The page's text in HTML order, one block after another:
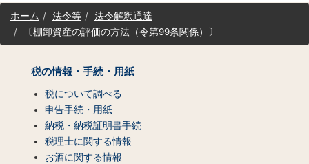
サ
イホーム 法令等
法令解釈通達
〔棚卸資産の評価の方法（令第99条関係）〕
税の情報・手続・用紙
税について調べる
申告手続・用紙
納税・納税証明書手続
税理士に関する情報
お酒に関する情報